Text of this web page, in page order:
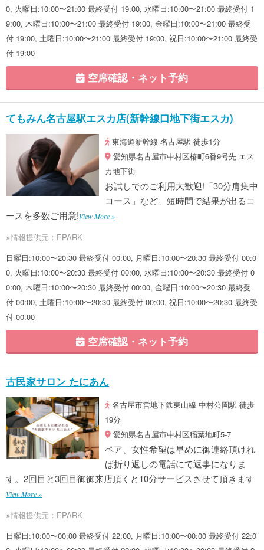
0, 火曜日:10:00〜21:00 最終受付 19:00, 水曜日:10:00〜21:00 最終受付 1
9:00, 木曜日:10:00〜21:00 最終受付 19:00, 金曜日:10:00〜21:00 最終受
付 19:00, 土曜日:10:00〜21:00 最終受付 19:00, 祝日:10:00〜21:00 最終受
付 19:00
空席確認・ネット予約
てもみん名古屋駅エスカ店(新幹線口地下街エスカ)
東海道新幹線 名古屋駅 徒歩1分
愛知県名古屋市中村区椿町6番9号先 エス
カ地下街
お試しでのご利用大歓迎!「30分肩集中
コース」など、短時間で結果が出るコ
ースを多数ご用意!View More »
※情報提供元：EPARK
日曜日:10:00〜20:30 最終受付 00:00, 月曜日:10:00〜20:30 最終受付 00:0
0, 火曜日:10:00〜20:30 最終受付 00:00, 水曜日:10:00〜20:30 最終受付 0
0:00, 木曜日:10:00〜20:30 最終受付 00:00, 金曜日:10:00〜20:30 最終受
付 00:00, 土曜日:10:00〜20:30 最終受付 00:00, 祝日:10:00〜20:30 最終受
付 00:00
空席確認・ネット予約
古民家サロン たにあん
名古屋市営地下鉄東山線 中村公園駅 徒歩
19分
愛知県名古屋市中村区稲葉地町5-7
ペア、女性希望は早めに御連絡頂けれ
ば折り返しの電話にて返事になりま
す。2回目と3回目御御来店頂くと10分サービスさせて頂きます
View More »
※情報提供元：EPARK
日曜日:10:00〜00:00 最終受付 22:00, 月曜日:10:00〜00:00 最終受付 22:0